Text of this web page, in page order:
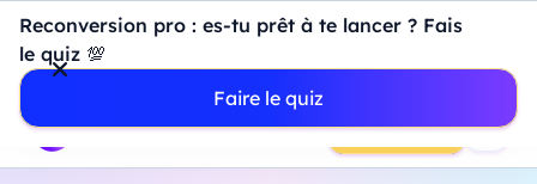
Reconversion pro : es-tu prêt à te lancer ? Fais
le quiz 💯
Faire le quiz
Introduction à Power BI : construisez votre premier
dashboard de A à Z
- Mardi 11 Août
18h00
Professionnels
Étudiants Parents Entreprises
Prendre RDV